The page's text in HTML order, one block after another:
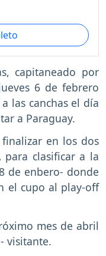
capitaneado por
6 de febrero
las canchas el día
a Paraguay.
en los dos
clasificar a la
de enbero- donde
el cupo al play-off
mes de abril
visitante.